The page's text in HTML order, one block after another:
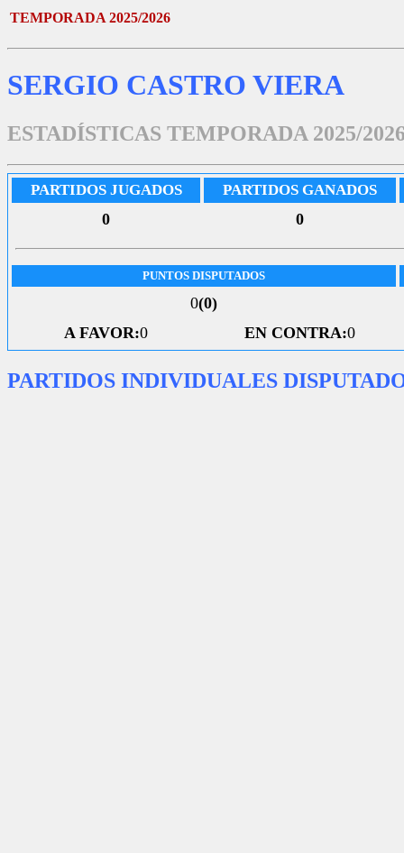
TEMPORADA 2025/2026
SERGIO CASTRO VIERA
ESTADÍSTICAS TEMPORADA 2025/
PARTIDOS JUGADOS PARTIDOS GANADOS
0 0
PUNTOS DISPUTADOS
0(0)
A FAVOR:0 EN CONTRA:0
PARTIDOS INDIVIDUALES